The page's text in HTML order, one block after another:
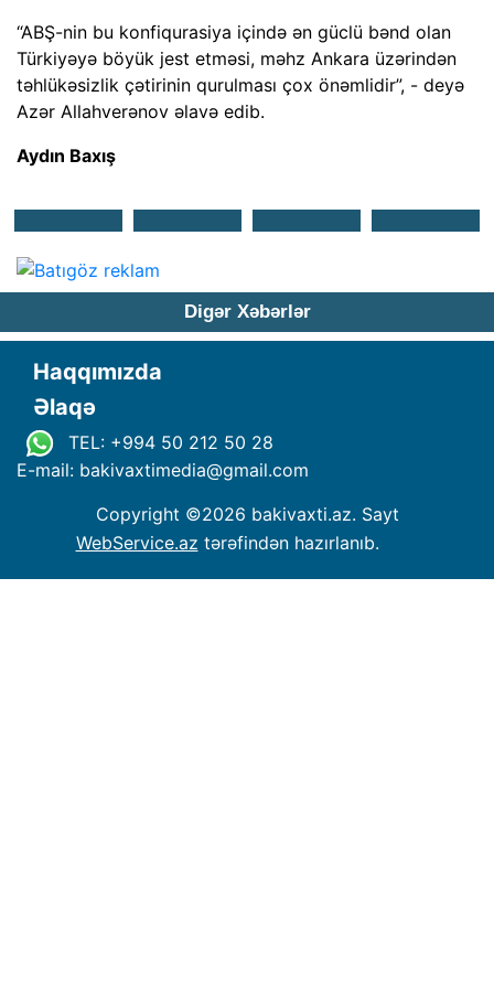
“ABŞ-nin bu konfiqurasiya içində ən güclü bənd olan
Türkiyəyə böyük jest etməsi, məhz Ankara üzərindən
təhlükəsizlik çətirinin qurulması çox önəmlidir”, - deyə
Azər Allahverənov əlavə edib.
Aydın Baxış
Digər Xəbərlər
Haqqımızda
Əlaqə
TEL: +994 50 212 50 28
E-mail: bakivaxtimedia@gmail.com
Copyright ©2026 bakivaxti.az. Sayt
WebService.az tərəfindən hazırlanıb.